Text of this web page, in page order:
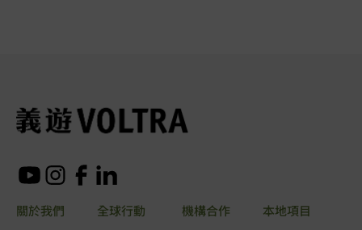
關於我們
全球行動
本地項目
機構合作